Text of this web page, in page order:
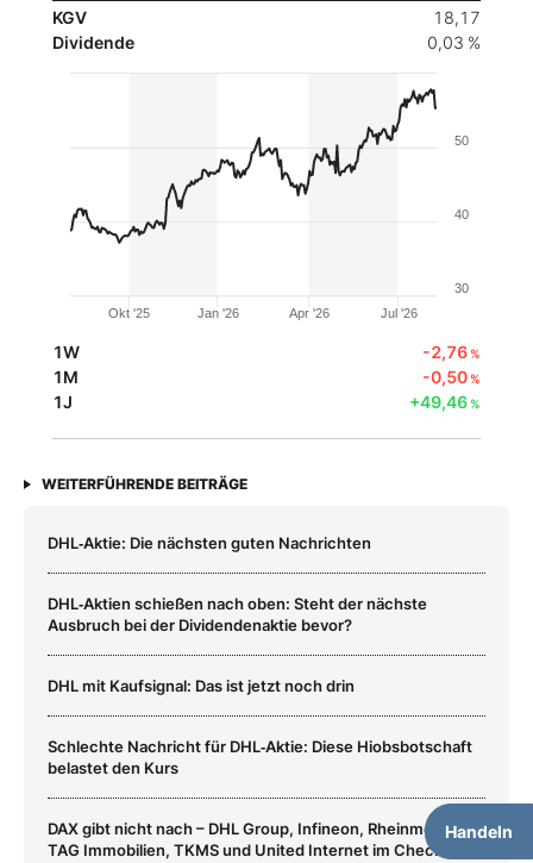
KGV
18,17
Dividende
0,03 %
Handeln
Okt '25 Jan '26 Apr '26 Jul '26
30
40
50
1W -2,76%
1M -0,50%
1J +49,46%
WEITERFÜHRENDE BEITRÄGE
DHL‑Aktie: Die nächsten guten Nachrichten
DHL‑Aktien schießen nach oben: Steht der nächste
Ausbruch bei der Dividendenaktie bevor?
DHL mit Kaufsignal: Das ist jetzt noch drin
Schlechte Nachricht für DHL‑Aktie: Diese Hiobsbotschaft
belastet den Kurs
DAX gibt nicht nach – DHL Group, Infineon, Rheinmetall,
TAG Immobilien, TKMS und United Internet im Check